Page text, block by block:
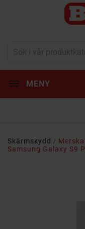
MENY
Skärmskydd
Samsung Galaxy S9